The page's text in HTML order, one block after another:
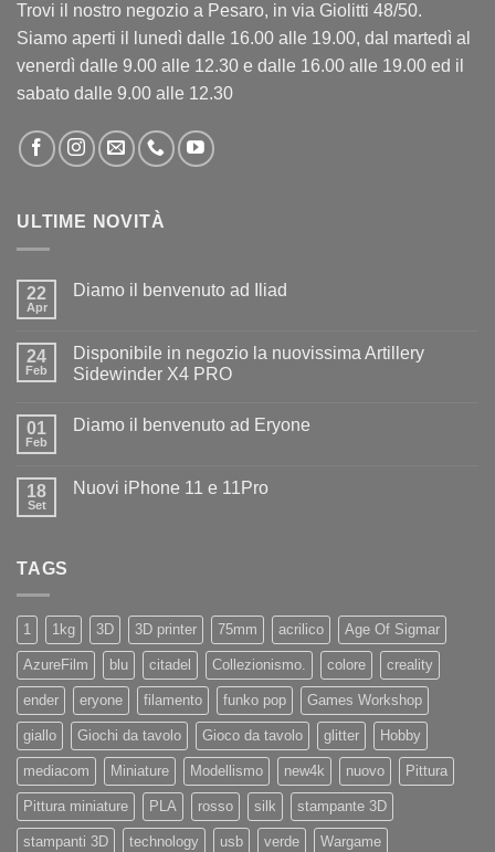
Trovi il nostro negozio a Pesaro, in via Giolitti 48/50.
Siamo aperti il lunedì dalle 16.00 alle 19.00, dal martedì al
venerdì dalle 9.00 alle 12.30 e dalle 16.00 alle 19.00 ed il
sabato dalle 9.00 alle 12.30
ULTIME NOVITÀ
22
Apr
Diamo il benvenuto ad Iliad
Diamo
il
benvenuto
24
Feb
Disponibile in negozio la nuovissima Artillery
Sidewinder X4 PRO
su
la
nuovissima
01
Feb
Diamo il benvenuto ad Eryone
Diamo
18
Set
Nuovi iPhone 11 e 11Pro
TAGS
1 1kg 3D 3D printer 75mm acrilico Age Of Sigmar
AzureFilm blu citadel Collezionismo. colore creality
ender eryone filamento funko pop Games Workshop
giallo Giochi da tavolo Gioco da tavolo glitter Hobby
mediacom Miniature Modellismo new4k nuovo Pittura
Pittura miniature PLA rosso silk stampante 3D
stampanti 3D technology usb verde Wargame